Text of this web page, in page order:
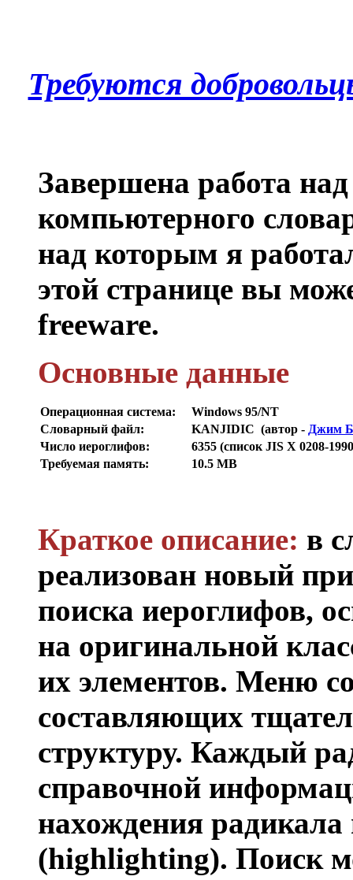
Требуются
Завершена работа
компьютерного
над которым я
этой странице вы
freeware.
Основные данные
Операционная система:
Windows 95/NT
Словарный файл:
KANJIDIC (автор - Джим
Число иероглифов:
6355 (список JIS X 0208-
Требуемая память:
10.5 MB
Краткое описание: в
реализован новый
поиска иероглифов,
на оригинальной
их элементов. Меню
составляющих
структуру. Каждый
справочной
нахождения радикала
(highlighting). Поиск